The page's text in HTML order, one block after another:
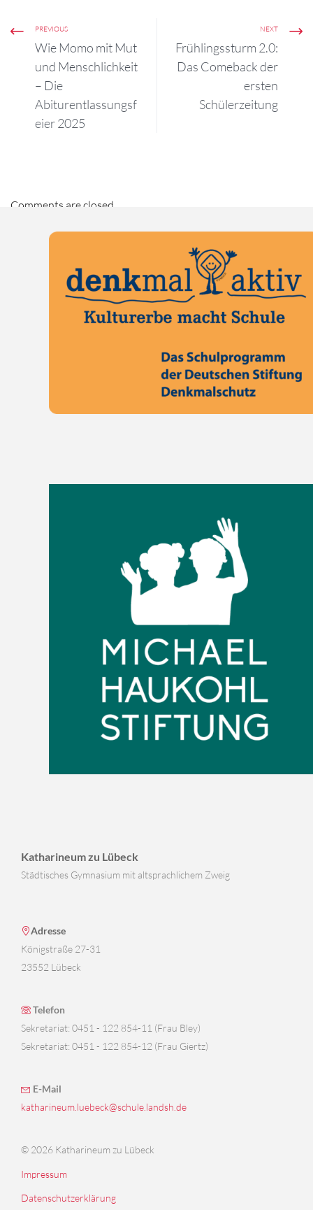
PREVIOUS
Wie Momo mit Mut
und Menschlichkeit
– Die
Abiturentlassungsf
eier 2025
NEXT
Frühlingssturm 2.0:
Das Comeback der
ersten
Schülerzeitung
Comments are closed.
Katharineum zu Lübeck
Städtisches Gymnasium mit altsprachlichem Zweig
Adresse
Königstraße 27-31
23552 Lübeck
Telefon
Sekretariat: 0451 - 122 854-11 (Frau Bley)
Sekretariat: 0451 - 122 854-12 (Frau Giertz)
E-Mail
katharineum.luebeck@schule.landsh.de
© 2026 Katharineum zu Lübeck
Impressum
Datenschutzerklärung